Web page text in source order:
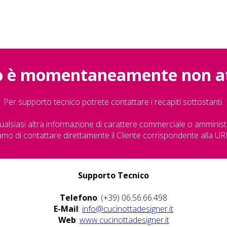
è momentaneamente non
Per supporto tecnico potrete contattare i recapiti sottostanti.
altra informazione di carattere commerciale o
di contattare direttamente il Cliente corrispondente alla
Supporto Tecnico
Telefono: (+39) 06.56.66.498
E-Mail: info@cucinottadesigner.it
Web: www.cucinottadesigner.it